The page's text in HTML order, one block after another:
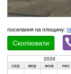
посилання на площину:
Скопіювати
2026
сер
вер жов лис